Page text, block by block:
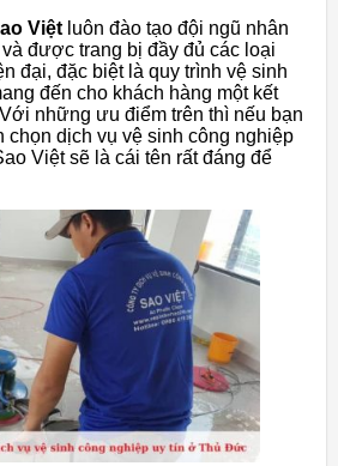
Việtluôn đào tạo đội ngũ nhân
được trang bị đầy đủ các loại
đại, đặc biệt là quy trình vệ sinh
đến cho khách hàng một kết
những ưu điểm trên thì nếu bạn
chọn dịch vụ vệ sinh công nghiệp
Việt sẽ là cái tên rất đáng để